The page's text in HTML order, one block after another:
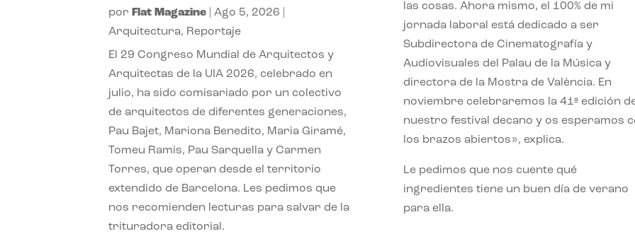
por Flat Magazine |Ago 5, 2026
Arquitectura, Reportaje
El 29 Congreso Mundial de Arquitectos y
Arquitectas de la UIA 2026, celebrado en
julio, ha sido comisariado por un colectivo
de arquitectos de diferentes generaciones,
Pau Bajet, Mariona Benedito, Maria Giramé,
Tomeu Ramis, Pau Sarquella y Carmen
Torres, que operan desde el territorio
extendido de Barcelona. Les pedimos que
nos recomienden lecturas para salvar de la
trituradora editorial.
las cosas. Ahora mismo, el 100% de mi
jornada laboral está dedicado a ser
Subdirectora de Cinematografía y
Audiovisuales del Palau de la Música y
directora de la Mostra de València. En
noviembre celebraremos la 41ª edición
nuestro festival decano y os esperamos
los brazos abiertos», explica.
Le pedimos que nos cuente qué
ingredientes tiene un buen día de verano
para ella.